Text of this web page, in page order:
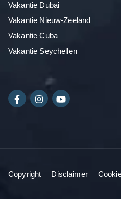
Vakantie Dubai
Vakantie Nieuw-Zeeland
Vakantie Cuba
Vakantie Seychellen
Copyright Disclaimer